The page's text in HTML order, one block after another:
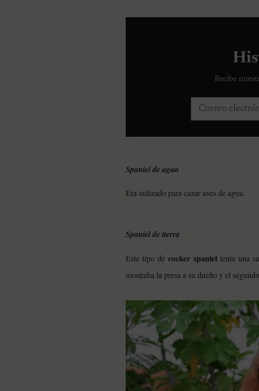
Recibe
Correo
Spaniel de agua
Era utilizado para cazar aves de agua.
Spaniel de tierra
Este tipo de cocker spaniel tenía una
mostraba la presa a su dueño y el